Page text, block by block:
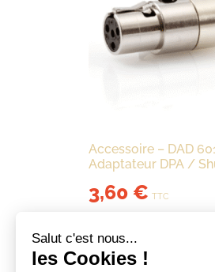
Accessoire – DAD
Adaptateur DPA /
3,60 € TTC
View details